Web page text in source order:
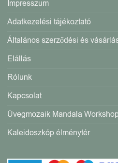
Impresszum
Adatkezelési tájékoztató
Általános szerződési és
Elállás
Rólunk
Kapcsolat
Üvegmozaik Mandala
Kaleidoszkóp élménytér